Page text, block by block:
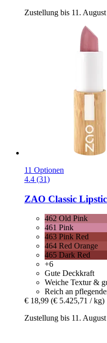
Zustellung bis 11. August
11 Optionen
4.4 (31)
ZAO Classic
462 Old Pink
461 Pink
463 Pink Red
464 Red Orange
465 Dark Red
+6
Gute Deckkraft
Weiche Textur &
Reich an
€ 18,99 (€ 5.425,71 / kg)
Zustellung bis 11. August